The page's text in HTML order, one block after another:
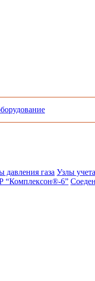
давления газа Узлы
“Комплексон®-6”